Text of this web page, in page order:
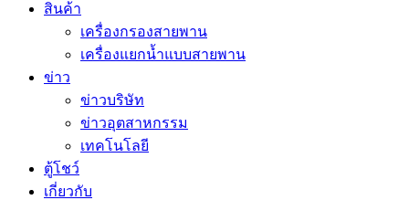
สินค้า
เครื่องกรองสายพาน
เครื่องแยกน้ำแบบสายพาน
ข่าว
ข่าวบริษัท
ข่าวอุตสาหกรรม
เทคโนโลยี
ตู้โชว์
เกี่ยวกับ